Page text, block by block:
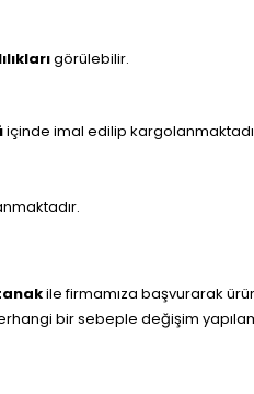
görülebilir.
içinde imal edilip
ile firmamıza başvurarak
bir sebeple değişim